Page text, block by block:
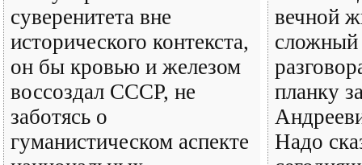
суверенитета вне
исторического контекста,
он бы кровью и железом
воссоздал СССР, не
заботясь о
гуманистическом аспекте
вечной
сложный
планку
Надо